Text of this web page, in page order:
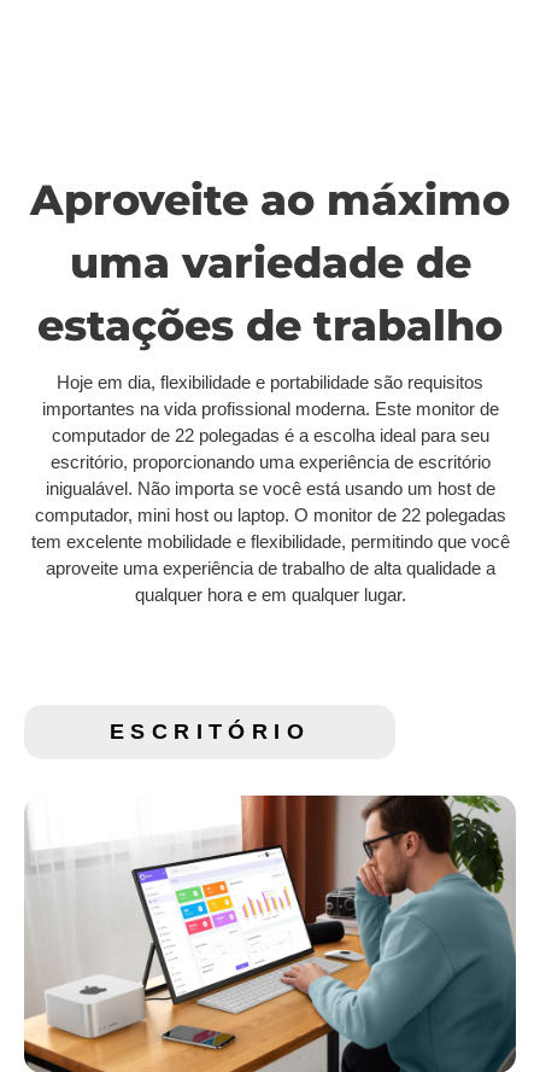
Aproveite ao máximo
uma variedade de
estações de trabalho
Hoje em dia, flexibilidade e portabilidade são requisitos
importantes na vida profissional moderna. Este monitor de
computador de 22 polegadas é a escolha ideal para seu
escritório, proporcionando uma experiência de escritório
inigualável. Não importa se você está usando um host de
computador, mini host ou laptop. O monitor de 22 polegadas
tem excelente mobilidade e flexibilidade, permitindo que você
aproveite uma experiência de trabalho de alta qualidade a
qualquer hora e em qualquer lugar.
ESCRITÓRIO